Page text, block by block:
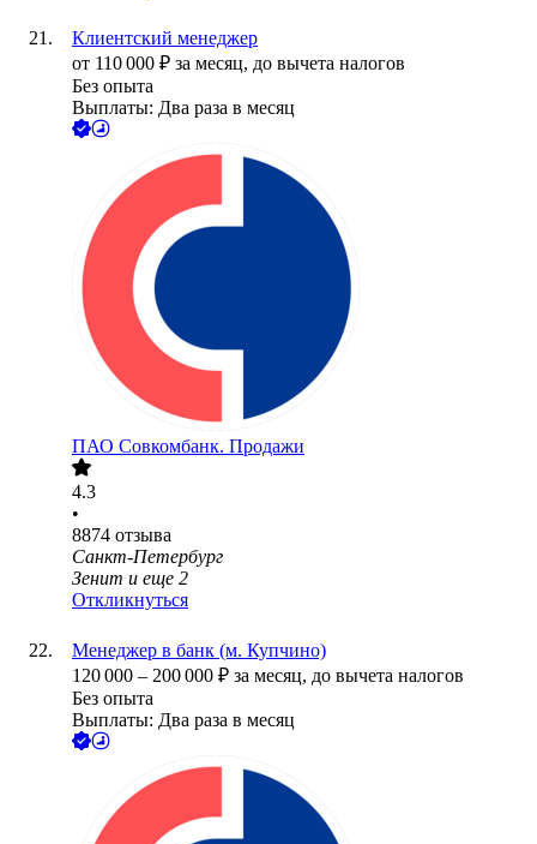
Клиентский менеджер
от 110 000 ₽ за месяц, до вычета налогов
Без опыта
Выплаты: Два раза в месяц
ПАО Совкомбанк. Продажи
4.3
•
8874 отзыва
Санкт-Петербург
Зенит и еще 2
Откликнуться
Менеджер в банк (м. Купчино)
120 000 – 200 000 ₽ за месяц, до вычета налогов
Без опыта
Выплаты: Два раза в месяц